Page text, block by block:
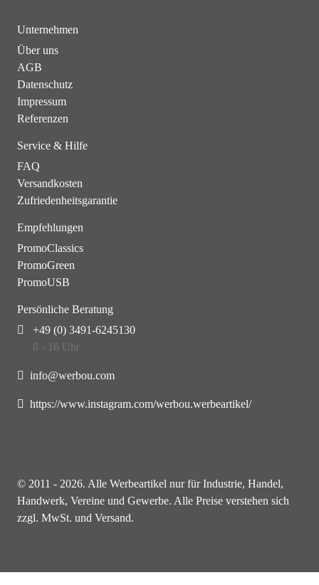
Unternehmen
Über uns
AGB
Datenschutz
Impressum
Referenzen
Service & Hilfe
FAQ
Versandkosten
Zufriedenheitsgarantie
Empfehlungen
PromoClassics
PromoGreen
PromoUSB
Persönliche Beratung
+49 (0) 3491-6245130
8 - 16 Uhr
info@werbou.com
https://www.instagram.com/werbou.werbeartikel/
© 2011 - 2026. Alle Werbeartikel nur für Industrie, Handel,
Handwerk, Vereine und Gewerbe. Alle Preise verstehen sich
zzgl. MwSt. und Versand.